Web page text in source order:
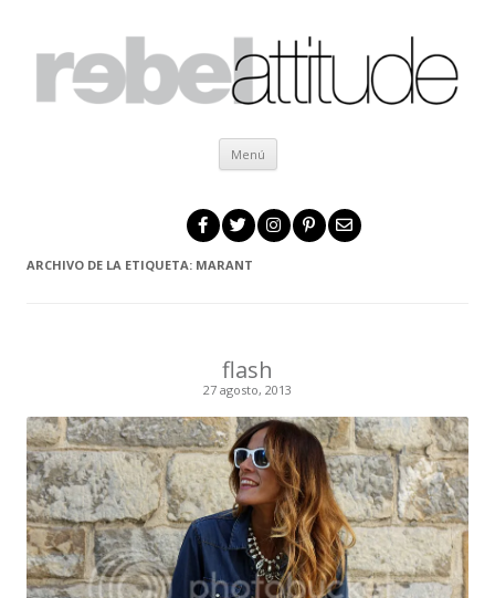
Menú Ir al contenido
ARCHIVO DE LA ETIQUETA: MARANT
flash
27 agosto, 2013